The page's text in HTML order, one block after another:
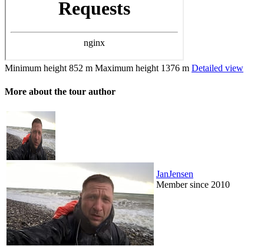
Minimum height 852 m Maximum height 1376 m Detailed view
More about the tour author
JanJensen
Member since 2010